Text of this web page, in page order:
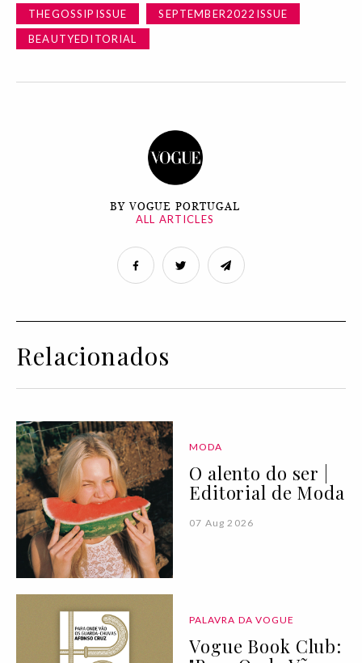
THEGOSSIPISSUE
SEPTEMBER2022ISSUE
BEAUTYEDITORIAL
BY VOGUE PORTUGAL
ALL ARTICLES
Relacionados
MODA
O alento do ser |
Editorial de Moda
07 Aug 2026
PALAVRA DA VOGUE
Vogue Book Club: